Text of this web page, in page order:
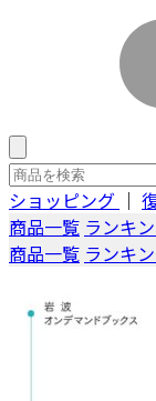
ショッピング ｜
商品一覧 ランキ
商品一覧 ランキ